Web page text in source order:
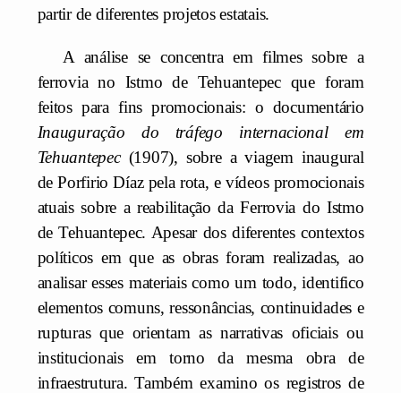
partir de diferentes projetos estatais.
A análise se concentra em filmes sobre a
ferrovia no Istmo de Tehuantepec que foram
feitos para fins promocionais: o documentário
Inauguração do tráfego internacional em
Tehuantepec (1907), sobre a viagem inaugural
de Porfirio Díaz pela rota, e vídeos promocionais
atuais sobre a reabilitação da Ferrovia do Istmo
de Tehuantepec. Apesar dos diferentes contextos
políticos em que as obras foram realizadas, ao
analisar esses materiais como um todo, identifico
elementos comuns, ressonâncias, continuidades e
rupturas que orientam as narrativas oficiais ou
institucionais em torno da mesma obra de
infraestrutura. Também examino os registros de